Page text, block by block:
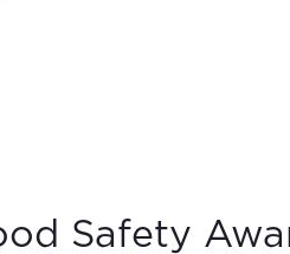
Safety